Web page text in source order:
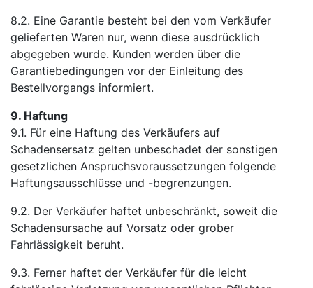
8.2. Eine Garantie besteht bei den vom Verkäufer
gelieferten Waren nur, wenn diese ausdrücklich
abgegeben wurde. Kunden werden über die
Garantiebedingungen vor der Einleitung des
Bestellvorgangs informiert.
9. Haftung
9.1. Für eine Haftung des Verkäufers auf
Schadensersatz gelten unbeschadet der sonstigen
gesetzlichen Anspruchsvoraussetzungen folgende
Haftungsausschlüsse und -begrenzungen.
9.2. Der Verkäufer haftet unbeschränkt, soweit die
Schadensursache auf Vorsatz oder grober
Fahrlässigkeit beruht.
9.3. Ferner haftet der Verkäufer für die leicht